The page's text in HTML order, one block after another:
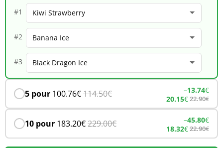
Strawberry
#1
#2
#3
5 pour 100.76€114.50€ –13.74€
20.15€22.90€
10 pour 183.20€229.00€ –45.80€
18.32€22.90€